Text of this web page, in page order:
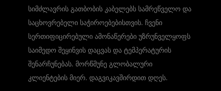
სიმძლავრის გათბობის კაბელებს სამრეწველო და
საცხოვრებელი საჭიროებებისთვის. ჩვენი
სერთიფიცირებული ამონაწერები უზრუნველყოფს
საიმედო შეყინვის დაცვას და ტემპერატურის
შენარჩუნებას. მორწმუნე გლობალური
კლიენტების მიერ. დაგვიკავშირდით დღეს.